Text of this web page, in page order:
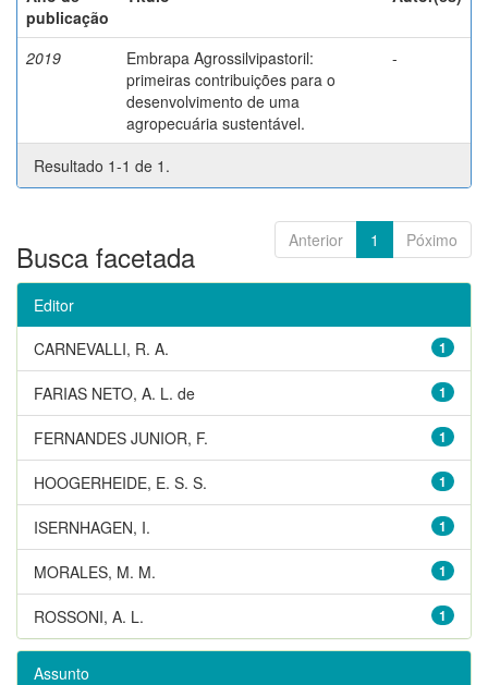
publicação
2019
Embrapa Agrossilvipastoril:
primeiras contribuições para o
desenvolvimento de uma
agropecuária sustentável.
-
Resultado 1-1 de 1.
Anterior 1 Póximo
Busca facetada
Editor
1
CARNEVALLI, R. A.
1
FARIAS NETO, A. L. de
1
FERNANDES JUNIOR, F.
1
HOOGERHEIDE, E. S. S.
1
ISERNHAGEN, I.
1
MORALES, M. M.
1
ROSSONI, A. L.
Assunto